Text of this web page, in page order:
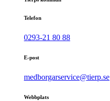
Telefon
0293-21 80 88
E-post
medborgarservice@tierp.se
Webbplats